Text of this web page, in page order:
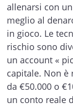
allenarsi con
meglio al
in gioco. Le
rischio sono
un account «
capitale. Non
da €50.000 o
un conto reale